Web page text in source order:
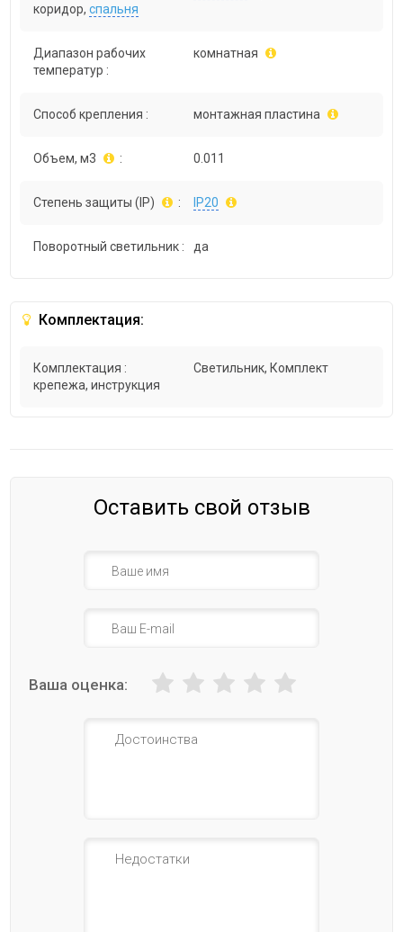
коридор,спальня
Диапазон рабочих
температур :
комнатная
Способ крепления : монтажная пластина
Объем, м3 : 0.011
Степень защиты (IP) : IP20
Поворотный светильник : да
Комплектация:
Комплектация :
Светильник, Комплект
крепежа, инструкция
Оставить свой отзыв
Ваша оценка: